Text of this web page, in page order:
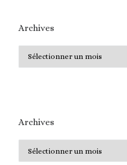
Archives
Archives